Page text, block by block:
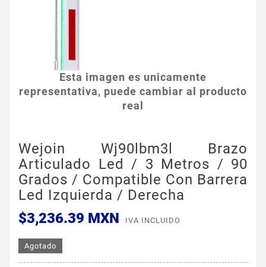
Esta imagen es unicamente
representativa, puede cambiar al producto
real
Wejoin Wj90lbm3l Brazo
Articulado Led / 3 Metros / 90
Grados / Compatible Con Barrera
Led Izquierda / Derecha
$3,236.39 MXN
IVA INCLUIDO
Agotado